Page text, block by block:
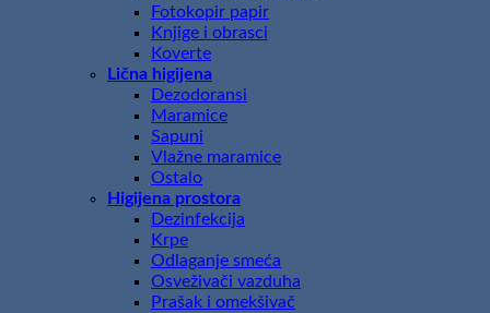
Fotokopir papir
Knjige i obrasci
Koverte
Lična higijena
Dezodoransi
Maramice
Sapuni
Vlažne maramice
Ostalo
Higijena prostora
Dezinfekcija
Krpe
Odlaganje smeća
Osveživači vazduha
Prašak i omekšivač